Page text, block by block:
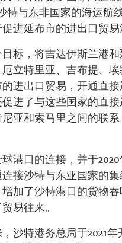
特与东非国家的海运航
进延布市的进出口贸易
标，将吉达伊斯兰港
立特里亚、吉布提、
进出口贸易，开通直
进了与这些国家的直
亚和索马里之间的联
港口的连接，并于
接沙特与东亚国家的
加了沙特港口的货物
易往来。
沙特港务总局于2021